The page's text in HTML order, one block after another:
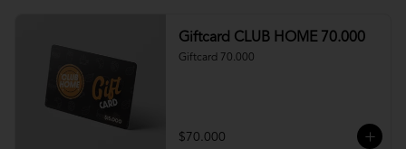
Giftcard CLUB HOME 70.000
Giftcard 70.000
$70.000